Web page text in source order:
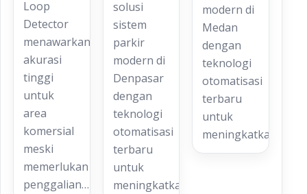
Loop
Detector
menawarkan
akurasi
tinggi
untuk
area
komersial
meski
memerlukan
penggalian…
solusi
sistem
parkir
modern di
Denpasar
dengan
teknologi
otomatisasi
terbaru
untuk
meningkatkan…
modern di
Medan
dengan
teknologi
otomatisasi
terbaru
untuk
meningkatkan…